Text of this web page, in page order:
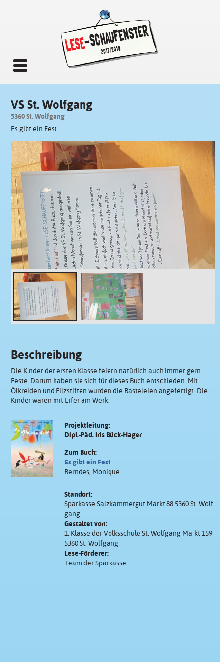
VS St. Wolfgang
5360 St. Wolfgang
Es gibt ein Fest
Beschreibung
Die Kinder der ersten Klasse feiern natürlich auch immer gern
Feste. Darum haben sie sich für dieses Buch entschieden. Mit
Ölkreiden und Filzstiften wurden die Basteleien angefertigt. Die
Kinder waren mit Eifer am Werk.
Projektleitung:
Dipl.-Päd. Iris Bück-Hager
Zum Buch:
Es gibt ein Fest
Berndes, Monique
Standort:
Sparkasse Salzkammergut Markt 88 5360 St. Wolf
gang
Gestaltet von:
1. Klasse der Volksschule St. Wolfgang Markt 159
5360 St. Wolfgang
Lese-Förderer:
Team der Sparkasse